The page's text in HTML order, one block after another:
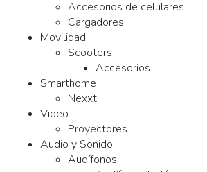
Accesorios de celulares
Cargadores
Movilidad
Scooters
Accesorios
Smarthome
Nexxt
Video
Proyectores
Audio y Sonido
Audífonos